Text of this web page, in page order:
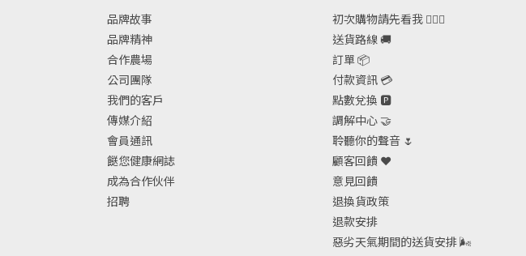
品牌故事
品牌精神
合作農場
公司團隊
我們的客戶
傳媒介紹
會員通訊
餸您健康網誌
成為合作伙伴
招聘
初次購物請先看我 🙋🏻‍♀️
送貨路線 🚚
訂單 📦
付款資訊 💳
點數兌換 🅿️
調解中心 🤝
聆聽你的聲音 🌷
顧客回饋 ❤️
意見回饋
退換貨政策
退款安排
惡劣天氣期間的送貨安排🌬